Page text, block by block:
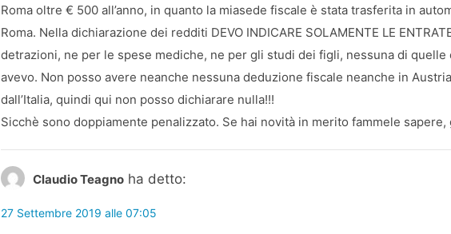
Roma oltre € 500 all’anno, in quanto la miasede fiscale è stata trasferita in
Roma. Nella dichiarazione dei redditi DEVO INDICARE SOLAMENTE LE
detrazioni, ne per le spese mediche, ne per gli studi dei figli, nessuna di quelle
avevo. Non posso avere neanche nessuna deduzione fiscale neanche in
dall’Italia, quindi qui non posso dichiarare nulla!!!
Sicchè sono doppiamente penalizzato. Se hai novità in merito fammele sapere,
Claudio Teagno ha detto:
27 Settembre 2019 alle 07:05